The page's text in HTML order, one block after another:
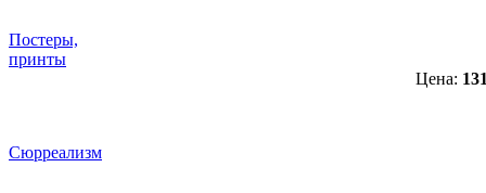
Постеры,
принты
Сюрреализм
Цена: